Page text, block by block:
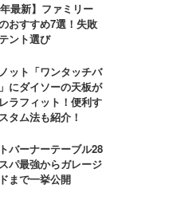
年最新】ファミリー
おすすめ7選！失敗
ント選び
ット「ワンタッチバ
にダイソーの天板が
ラフィット！便利す
タム法も紹介！
バーナーテーブル28
パ最強からガレージ
まで一挙公開